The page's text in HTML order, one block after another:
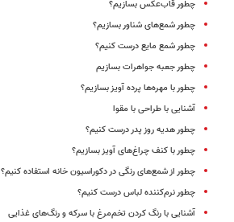
چطور قاب‌عکس بسازیم؟
چطور شمع‌های شناور بسازیم؟
چطور شمع مایع درست کنیم؟
چطور جعبه جواهرات بسازیم
چطور با مهره‌ها پرده آویز بسازیم؟
آشنایی با طراحی با مقوا
چطور هدیه روز پدر درست کنیم؟
چطور با کنف چراغ‌های آویز بسازیم؟
چطور از شمع‌‌های رنگی در دکوراسیون خانه استفاده کنیم؟
چطور نرم‌کننده لباس درست کنیم؟
آشنایی با رنگ کردن تخم‌مرغ با سرکه و رنگ‌های غذایی